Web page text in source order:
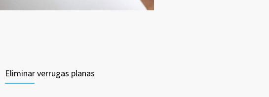
Eliminar verrugas planas